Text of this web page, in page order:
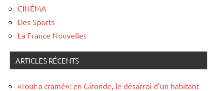
CINÉMA
Des Sports
La France Nouvelles
ARTICLES RÉCENTS
«Tout a cramé»: en Gironde, le désarroi d’un habitant